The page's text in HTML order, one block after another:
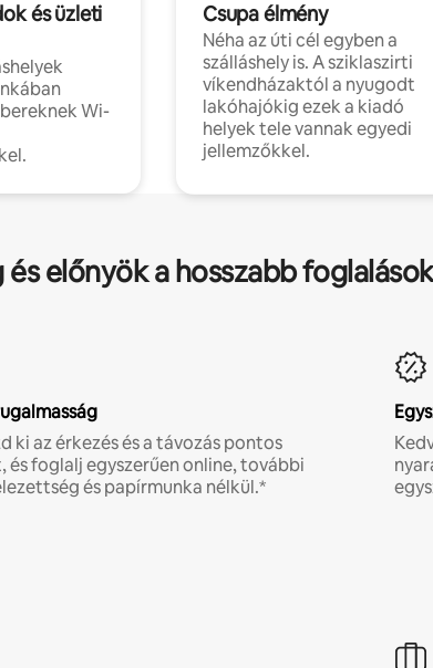
és üzleti
Wi-
Csupa élmény
Néha az úti cél egyben a
szálláshely is. A sziklaszirti
víkendházaktól a nyugodt
lakóhajókig ezek a kiadó
helyek tele vannak egyedi
jellemzőkkel.
és előnyök a hosszabb
ki az érkezés és a távozás pontos
és foglalj egyszerűen online, további
és papírmunka nélkül.*